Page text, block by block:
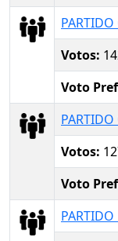
Votos:
Voto
Votos:
Voto